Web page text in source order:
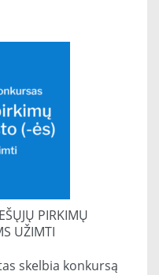
PIRKIMŲ
UŽIMTI
skelbia konkursą